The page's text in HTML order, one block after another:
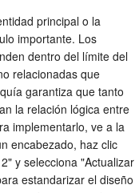
principal o la
importante. Los
dentro del límite del
relacionadas que
garantiza que tanto
la relación lógica entre
implementarlo, ve a la
encabezado, haz clic
y selecciona "Actualizar
estandarizar el diseño